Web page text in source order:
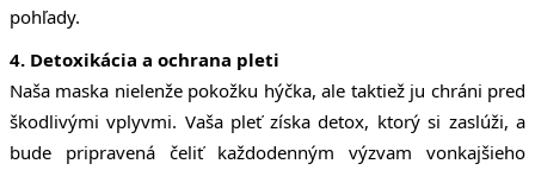
pohľady.
4. Detoxikácia a ochrana pleti
Naša maska nielenže pokožku hýčka, ale taktiež ju chráni pred
škodlivými vplyvmi. Vaša pleť získa detox, ktorý si zaslúži, a
bude pripravená čeliť každodenným výzvam vonkajšieho